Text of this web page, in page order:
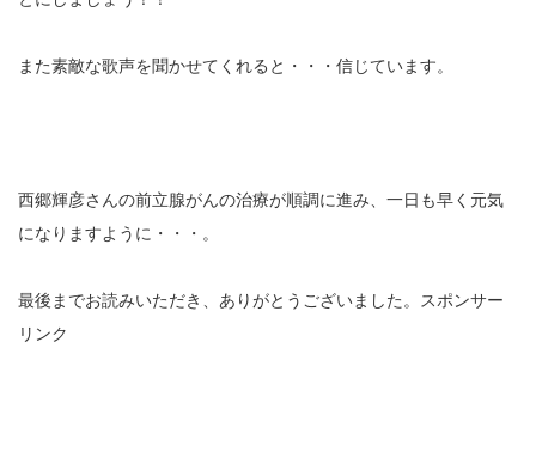
また素敵な歌声を聞かせてくれると・・・信じています。
西郷輝彦さんの前立腺がんの治療が順調に進み、一日も早く元気
になりますように・・・。
最後までお読みいただき、ありがとうございました。スポンサー
リンク